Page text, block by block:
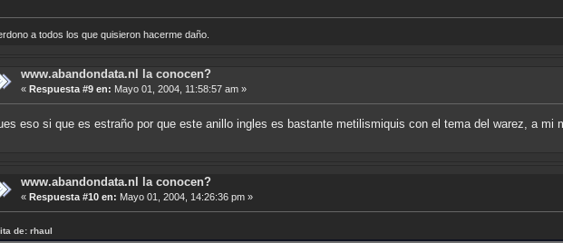
a todos los que quisieron hacerme daño.
www.abandondata.nl la conocen?
« Respuesta #9 en: Mayo 01, 2004, 11:58:57 am »
eso si que es estraño por que este anillo ingles es bastante metilismiquis con el tema del warez, a mi
www.abandondata.nl la conocen?
« Respuesta #10 en: Mayo 01, 2004, 14:26:36 pm »
de: rhaul